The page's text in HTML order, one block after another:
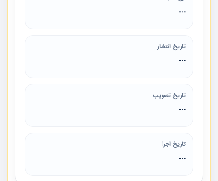
---
تاریخ انتشار
---
تاریخ تصویب
---
تاریخ اجرا
---